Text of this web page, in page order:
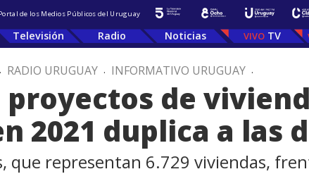
de los Medios Públicos del Uruguay
Televisión Radio Noticias TV
. RADIO URUGUAY . INFORMATIVO URUGUAY .
proyectos de
2021 duplica a las
que representan 6.729 viviendas,